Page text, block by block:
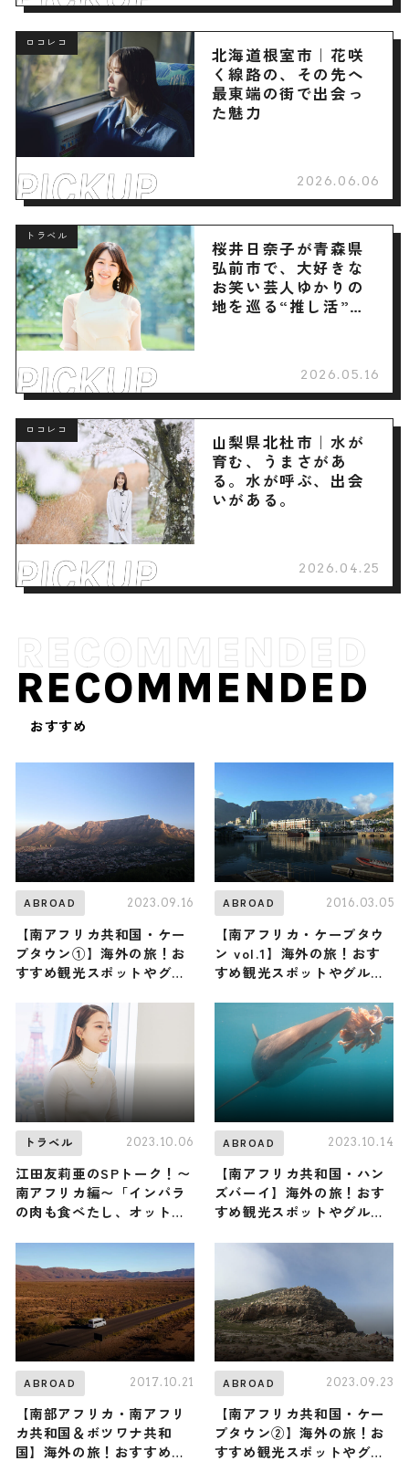
ロコレコ
北海道根室市｜花咲
く線路の、その先へ
最東端の街で出会っ
た魅力
2026.06.06
トラベル
桜井日奈子が青森県
弘前市で、大好きな
お笑い芸人ゆかりの
地を巡る“推し活”旅
2026.05.16
ロコレコ
山梨県北杜市｜水が
育む、うまさがあ
る。水が呼ぶ、出会
いがある。
2026.04.25
RECOMMENDED
おすすめ
ABROAD 2023.09.16
【南アフリカ共和国・ケー
プタウン①】海外の旅！お
すすめ観光スポットやグル
ABROAD 2016.03.05
【南アフリカ・ケープタウ
ン vol.1】海外の旅！おす
すめ観光スポットやグルメ
トラベル 2023.10.06
江田友莉亜のSPトーク！〜
南アフリカ編〜「インパラ
の肉も食べたし、オットセ
ABROAD 2023.10.14
【南アフリカ共和国・ハン
ズバーイ】海外の旅！おす
すめ観光スポットやグルメ
ABROAD 2017.10.21
【南部アフリカ・南アフリ
カ共和国＆ボツワナ共和
国】海外の旅！おすすめ観
ABROAD 2023.09.23
【南アフリカ共和国・ケー
プタウン②】海外の旅！お
すすめ観光スポットやグル